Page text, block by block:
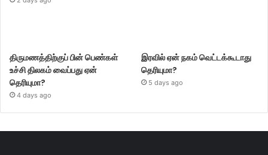
திருமணத்திற்குப் பின் பெண்கள்
உச்சி திலகம் வைப்பது ஏன்
தெரியுமா?
4 days ago
இரவில் ஏன் நகம் வெட்டக்கூடாது
தெரியுமா?
5 days ago